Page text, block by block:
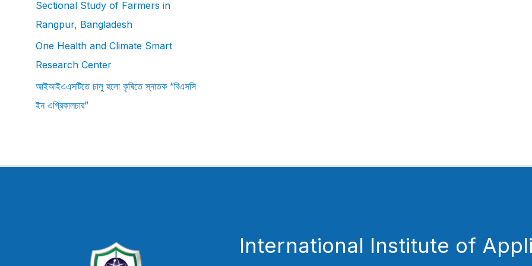
Sectional Study of Farmers in
Rangpur, Bangladesh
One Health and Climate Smart
Research Center
আইআইএএসটিতে চালু হলো কৃষিতে স্নাতক “বিএসসি
ইন এগ্রিকালচার”
International Institute of